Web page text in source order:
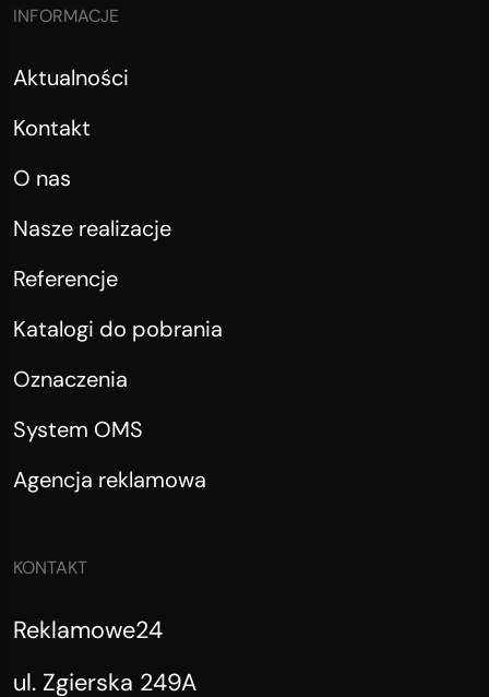
INFORMACJE
Aktualności
Kontakt
O nas
Nasze realizacje
Referencje
Katalogi do pobrania
Oznaczenia
System OMS
Agencja reklamowa
KONTAKT
Reklamowe24
ul. Zgierska 249A